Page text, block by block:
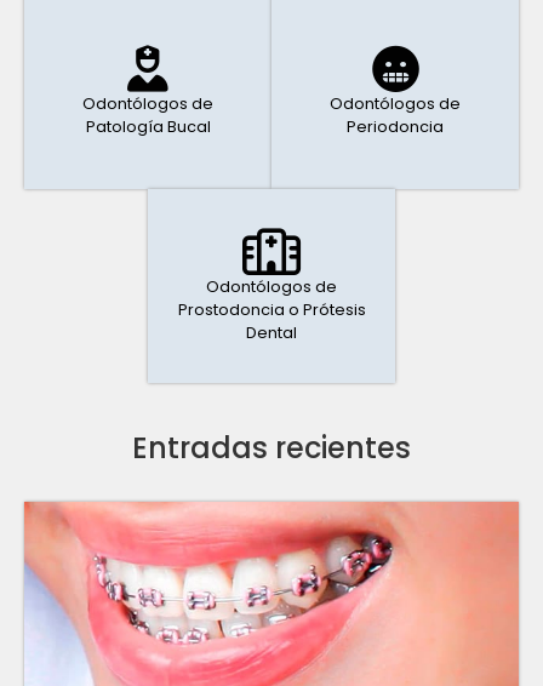
Odontólogos de
Patología Bucal
Odontólogos de
Periodoncia
Odontólogos de
Prostodoncia o Prótesis
Dental
Entradas recientes